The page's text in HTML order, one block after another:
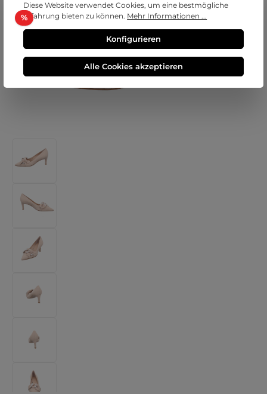
Bildergalerie überspringen
%Rabatt
Diese Website verwendet Cookies, um eine bestmögliche
Erfahrung bieten zu können. Mehr Informationen ...
Konfigurieren
Alle Cookies akzeptieren